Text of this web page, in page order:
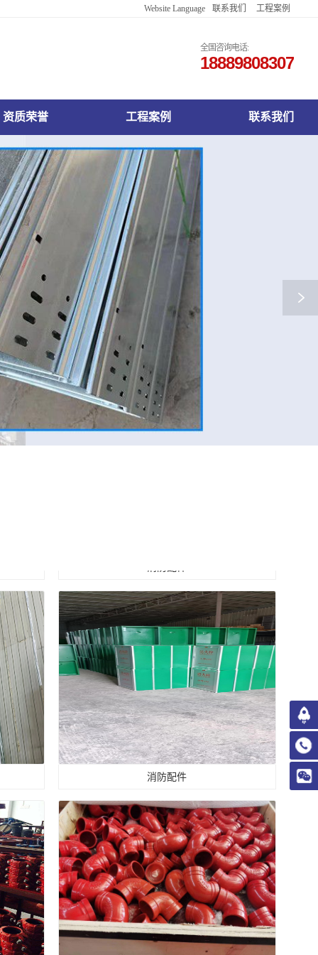
Website Language
日本語
Español
Deutsch
اللغة العربية
Việt Nam
联系我们 工程案例
全国咨询电话:
18889808307
资质荣誉 工程案例 联系我们
消防配件
消防配件